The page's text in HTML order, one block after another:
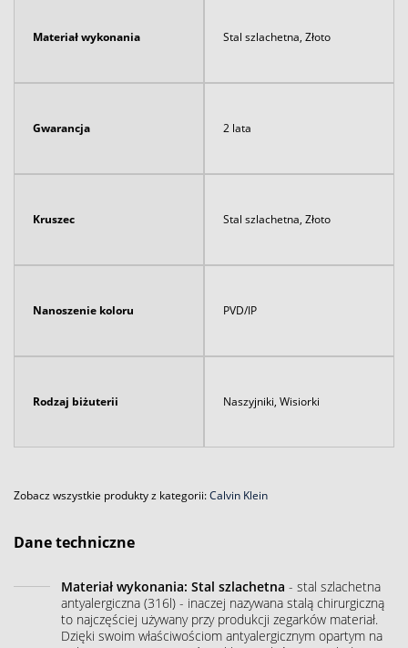
Materiał wykonania Stal szlachetna, Złoto
Gwarancja 2 lata
Kruszec Stal szlachetna, Złoto
Nanoszenie koloru PVD/IP
Rodzaj biżuterii Naszyjniki, Wisiorki
Zobacz wszystkie produkty z kategorii:Calvin Klein
Dane techniczne
Materiał wykonania: Stal szlachetna - stal szlachetna
antyalergiczna (316l) - inaczej nazywana stalą chirurgiczną
to najczęściej używany przy produkcji zegarków materiał.
Dzięki swoim właściwościom antyalergicznym opartym na